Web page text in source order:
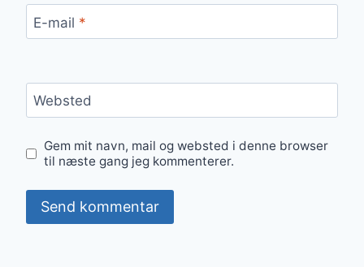
E-mail *
Websted
Gem mit navn, mail og websted i denne browser
til næste gang jeg kommenterer.